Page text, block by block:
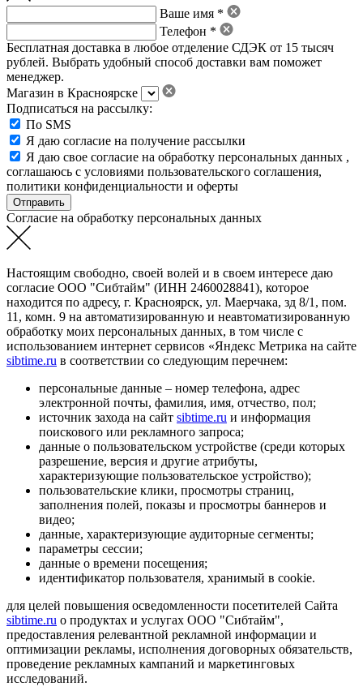
Ваше имя *
Телефон *
Бесплатная доставка в любое отделение СДЭК от 15 тысяч
рублей. Выбрать удобный способ доставки вам поможет
менеджер.
Магазин в Красноярске
Подписаться на рассылку:
По SMS
Я даю согласие на получение рассылки
Я даю свое согласие на обработку персональных данных ,
соглашаюсь с условиями пользовательского соглашения,
политики конфиденциальности и оферты
Согласие на обработку персональных данных
Настоящим свободно, своей волей и в своем интересе даю
согласие ООО "Сибтайм" (ИНН 2460028841), которое
находится по адресу, г. Красноярск, ул. Маерчака, зд 8/1, пом.
11, комн. 9 на автоматизированную и неавтоматизированную
обработку моих персональных данных, в том числе с
использованием интернет сервисов «Яндекс Метрика на сайте
sibtime.ru в соответствии со следующим перечнем:
персональные данные – номер телефона, адрес
электронной почты, фамилия, имя, отчество, пол;
источник захода на сайт sibtime.ru и информация
поискового или рекламного запроса;
данные о пользовательском устройстве (среди которых
разрешение, версия и другие атрибуты,
характеризующие пользовательское устройство);
пользовательские клики, просмотры страниц,
заполнения полей, показы и просмотры баннеров и
видео;
данные, характеризующие аудиторные сегменты;
параметры сессии;
данные о времени посещения;
идентификатор пользователя, хранимый в cookie.
для целей повышения осведомленности посетителей Сайта
sibtime.ru о продуктах и услугах ООО "Сибтайм",
предоставления релевантной рекламной информации и
оптимизации рекламы, исполнения договорных обязательств,
проведение рекламных кампаний и маркетинговых
исследований.